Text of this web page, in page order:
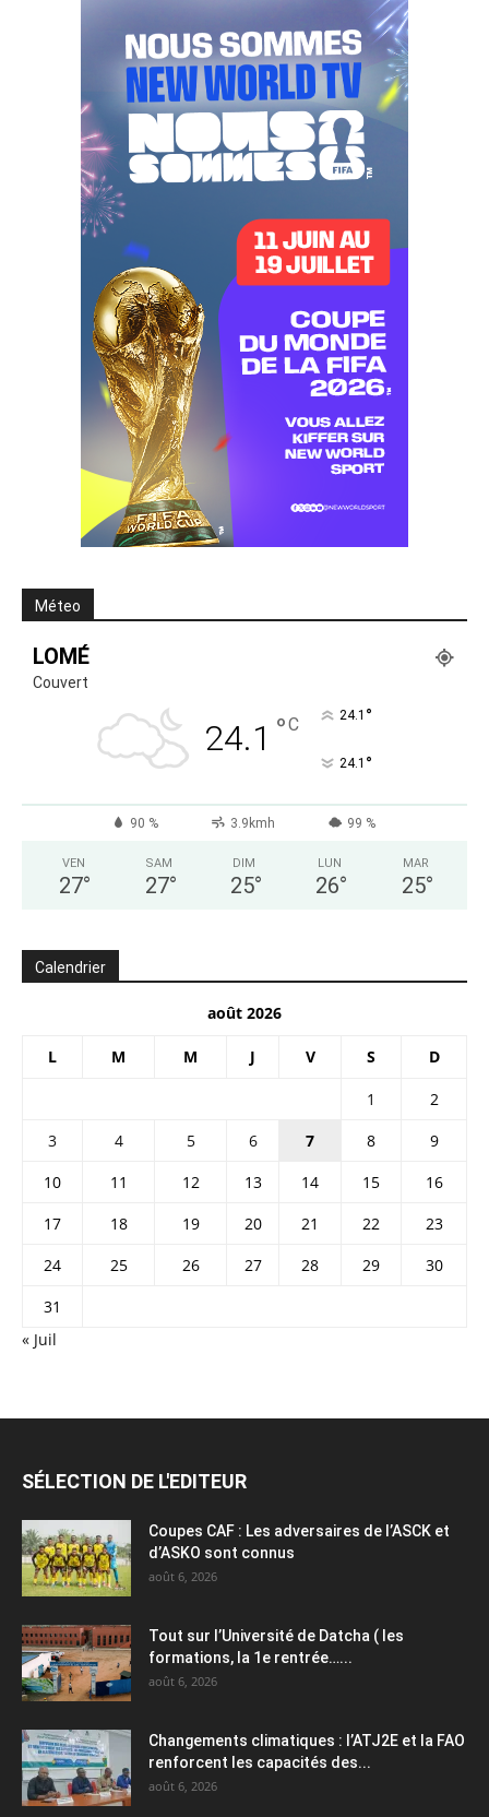
Méteo
LOMÉ
Couvert
24.1 °C 24.1 °
24.1 °
90 % 3.9kmh 99 %
VEN
27°
SAM
27°
DIM
25°
LUN
26°
MAR
25°
Calendrier
août 2026
L M M J V S D
1
2
3
4 5 6 7 8
9
10
11 12 13 14 15
16
17
18 19 20 21 22
23
24
25 26 27 28 29
30
31
« Juil
SÉLECTION DE L'EDITEUR
Coupes CAF : Les adversaires de l’ASCK et
d’ASKO sont connus
août 6, 2026
Tout sur l’Université de Datcha ( les
formations, la 1e rentrée…...
août 6, 2026
Changements climatiques : l’ATJ2E et la FAO
renforcent les capacités des...
août 6, 2026